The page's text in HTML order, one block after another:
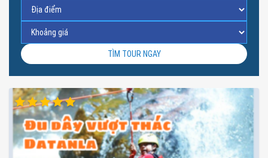
TÌM TOUR NGAY